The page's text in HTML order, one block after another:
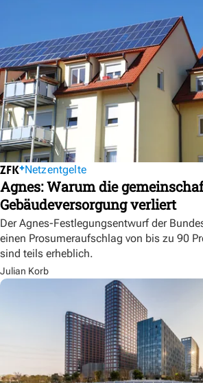
Netzentgelte
Agnes: Warum die
Gebäudeversorgung verliert
Der Agnes-Festlegungsentwurf der
einen Prosumeraufschlag von bis zu 90
sind teils erheblich.
Julian Korb